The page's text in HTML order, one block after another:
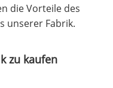
die Vorteile des
unserer Fabrik.
zu kaufen